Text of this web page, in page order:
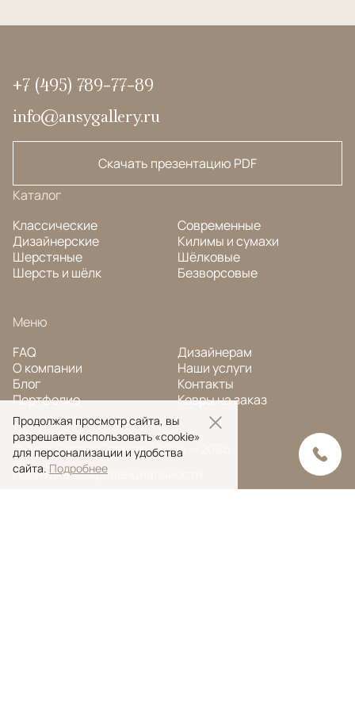
+7 (495) 789-77-89
info@ansygallery.ru
Скачать презентацию PDF
Каталог
Классические
Дизайнерские
Шерстяные
Шерсть и шёлк
Современные
Килимы и сумахи
Шёлковые
Безворсовые
Меню
FAQ
О компании
Блог
Портфолио
Дизайнерам
Наши услуги
Контакты
Ковры на заказ
© Ansy Carpet Company 2005 — 2026
Политика конфиденциальности
Продолжая просмотр сайта, вы
разрешаете использовать «cookie»
для персонализации и удобства
сайта. Подробнее